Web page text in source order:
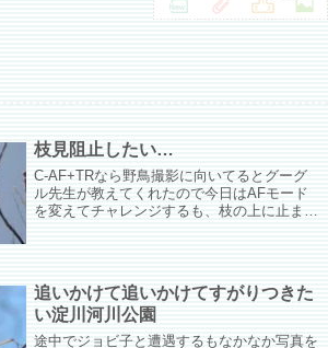
枝見阻止したい…
C-AF+TRなら野鳥撮影に向いてるとグーグ
ル先生が教えてくれたので今日はAFモード
を変えてチャレンジするも、枝の上に止まっ
追いかけて追いかけてすがりつきた
い淀川河川公園
途中でジョビ子と遭遇するもなかなか写真を